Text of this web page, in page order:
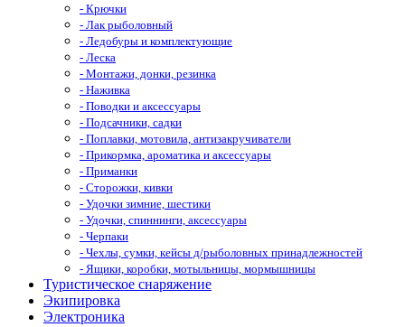
- Крючки
- Лак рыболовный
- Ледобуры и комплектующие
- Леска
- Монтажи, донки, резинка
- Наживка
- Поводки и аксессуары
- Подсачники, садки
- Поплавки, мотовила, антизакручиватели
- Прикормка, ароматика и аксессуары
- Приманки
- Сторожки, кивки
- Удочки зимние, шестики
- Удочки, спиннинги, аксессуары
- Черпаки
- Чехлы, сумки, кейсы д/рыболовных принадлежностей
- Ящики, коробки, мотыльницы, мормышницы
Туристическое снаряжение
Экипировка
Электроника